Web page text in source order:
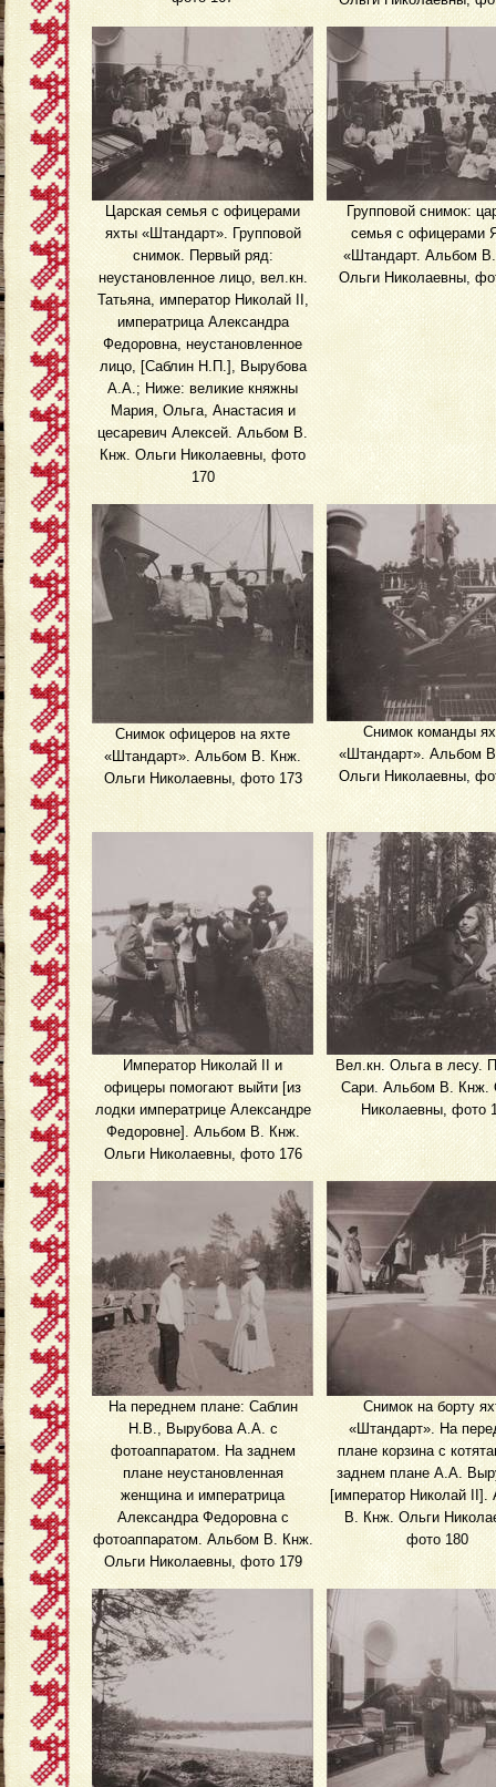
Царская семья с офицерами
яхты «Штандарт». Групповой
снимок. Первый ряд:
неустановленное лицо, вел.кн.
Татьяна, император Николай II,
императрица Александра
Федоровна, неустановленное
лицо, [Саблин Н.П.], Вырубова
А.А.; Ниже: великие княжны
Мария, Ольга, Анастасия и
цесаревич Алексей. Альбом В.
Кнж. Ольги Николаевны, фото
170
Групповой снимок:
семья с офицерами
«Штандарт. Альбом
Ольги Николаевны,
Снимок офицеров на яхте
«Штандарт». Альбом В. Кнж.
Ольги Николаевны, фото 173
Снимок команды
«Штандарт». Альбом
Ольги Николаевны,
Император Николай II и
офицеры помогают выйти [из
лодки императрице Александре
Федоровне]. Альбом В. Кнж.
Ольги Николаевны, фото 176
Вел.кн. Ольга в лесу.
Сари. Альбом В. Кнж.
Николаевны, фото
На переднем плане: Саблин
Н.В., Вырубова А.А. с
фотоаппаратом. На заднем
плане неустановленная
женщина и императрица
Александра Федоровна с
фотоаппаратом. Альбом В. Кнж.
Ольги Николаевны, фото 179
Снимок на борту
«Штандарт». На
плане корзина с
заднем плане А.А.
[император Николай II].
В. Кнж. Ольги
фото 180